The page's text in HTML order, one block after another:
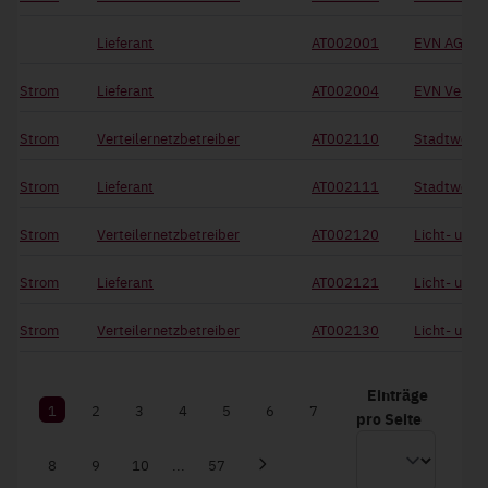
Lieferant AT002001 EVN AG
Strom Lieferant AT002004 EVN
Strom Verteilernetzbetreiber AT002110
Strom Lieferant AT002111
Strom Verteilernetzbetreiber AT002120 Licht- und
Strom Lieferant AT002121 Licht- und
Strom Verteilernetzbetreiber AT002130 Licht- und
1 2 3 4 5 6 7
8 9 10 57
Einträge
pro Seite